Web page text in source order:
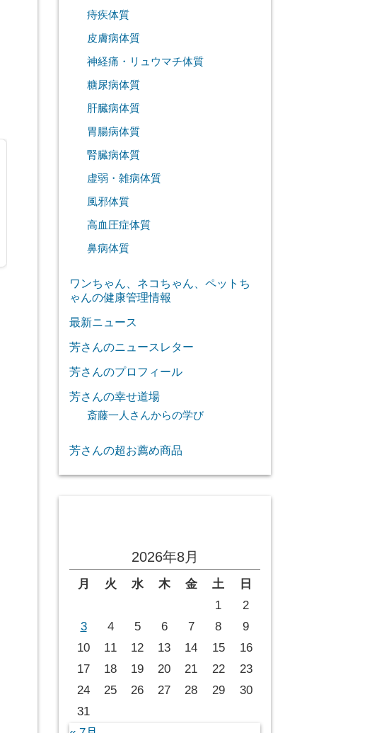
痔疾体質
皮膚病体質
神経痛・リュウマチ体質
糖尿病体質
肝臓病体質
胃腸病体質
腎臓病体質
虚弱・雑病体質
風邪体質
高血圧症体質
鼻病体質
ワンちゃん、ネコちゃん、ペットち
ゃんの健康管理情報
最新ニュース
芳さんのニュースレター
芳さんのプロフィール
芳さんの幸せ道場
斎藤一人さんからの学び
芳さんの超お薦め商品
2026年8月
月 火 水 木 金 土
日
1
2
3
4 5 6 7 8
9
10
11 12 13 14 15
16
17
18 19 20 21 22
23
24
25 26 27 28 29
30
31